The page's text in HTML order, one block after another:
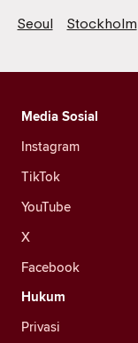
Seoul
Stockholm
Media Sosial
Instagram
TikTok
YouTube
X
Facebook
Hukum
Privasi